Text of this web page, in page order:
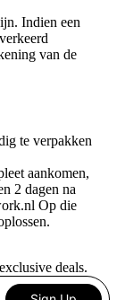
Indien een
van de
te verpakken
aankomen,
2 dagen na
Op die
deals.